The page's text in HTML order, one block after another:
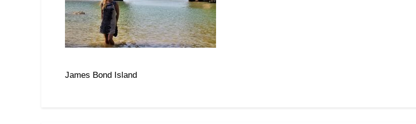
James Bond Island